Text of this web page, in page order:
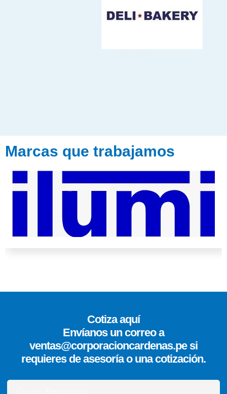
Marcas que trabajamos
Cotiza aquí
Envíanos un correo a
ventas@corporacioncardenas.pe si
requieres de asesoría o una cotización.